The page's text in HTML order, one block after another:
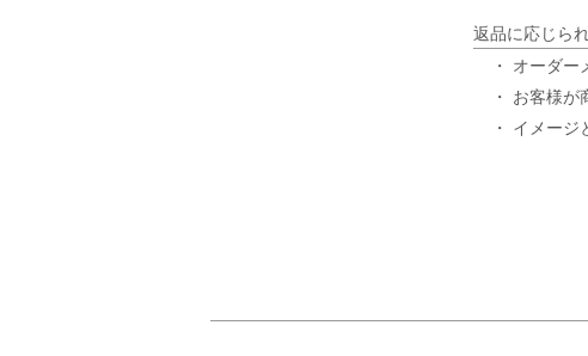
返品に応じら
・ オーダー
・ お客様が
・ イメー